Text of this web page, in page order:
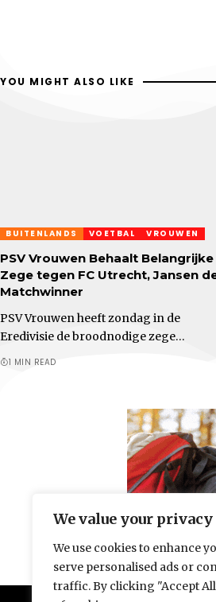
We value your privacy
We use cookies to enhance
serve personalised ads or
traffic. By clicking "Accept
YOU MIGHT ALSO LIKE
BUITENLANDS VOETBAL VROUWEN
PSV Vrouwen Behaalt Belangrijke
Zege tegen FC Utrecht, Jansen
Matchwinner
PSV Vrouwen heeft zondag in de
Eredivisie de broodnodige zege…
1 MIN READ